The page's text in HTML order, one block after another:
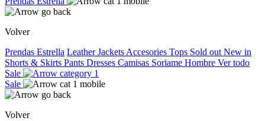
Volver
Prendas Estrella Leather Jackets Accesories Tops Sold out New in
Shorts & Skirts Pants Dresses Camisas Soriame Hombre Ver todo
Sale
Sale
Volver